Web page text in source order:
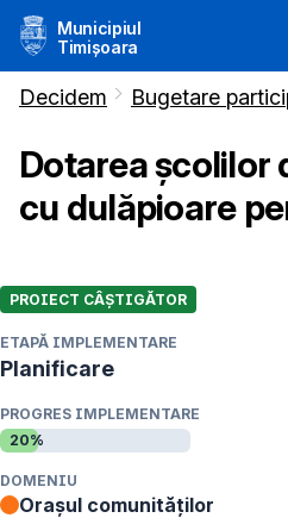
Municipiul
Timișoara
Decidem Bugetare
Dotarea școlilor
cu dulăpioare
PROIECT CÂȘTIGĂTOR
ETAPĂ IMPLEMENTARE
Planificare
PROGRES IMPLEMENTARE
20%
DOMENIU
Orașul comunităților